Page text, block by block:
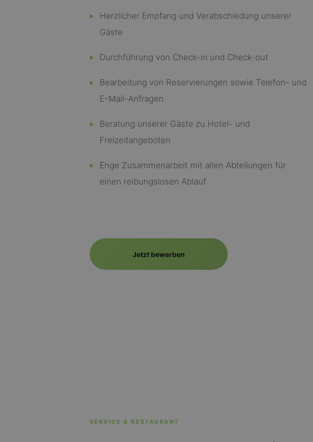
Herzlicher Empfang und Verabschiedung unserer
Gäste
Durchführung von Check-in und Check-out
Bearbeitung von Reservierungen sowie Telefon- und
E-Mail-Anfragen
Beratung unserer Gäste zu Hotel- und
Freizeitangeboten
Enge Zusammenarbeit mit allen Abteilungen für
einen reibungslosen Ablauf
Jetzt bewerben
SERVICE & RESTAURANT